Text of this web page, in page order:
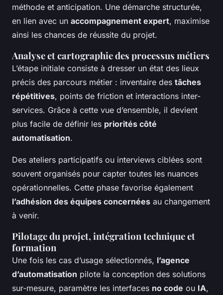
méthode et anticipation. Une démarche structurée,
en lien avec un accompagnement expert, maximise
ainsi les chances de réussite du projet.
Analyse et cartographie des processus métiers
L’étape initiale consiste à dresser un état des lieux
précis des parcours métier : inventaire des tâches
répétitives, points de friction et interactions inter-
services. Grâce à cette vue d’ensemble, il devient
plus facile de définir les priorités côté
automatisation.
Des ateliers participatifs ou interviews ciblées sont
souvent organisés pour capter toutes les nuances
opérationnelles. Cette phase favorise également
l’adhésion des équipes concernées au changement
à venir.
Pilotage du projet, intégration technique et
formation
Une fois les cas d’usage sélectionnés, l’agence
d’automatisation pilote la conception des solutions
sur-mesure, paramètre les interfaces no code ou IA,